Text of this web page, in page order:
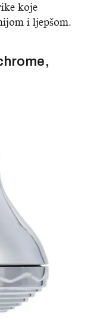
koje
i ljepšom.